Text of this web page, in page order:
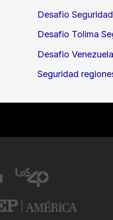
Desafio
Desafio Tolima
Desafio Venezuela
Seguridad